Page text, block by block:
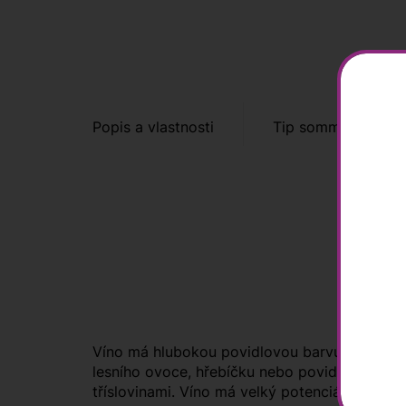
Popis a vlastnosti Tip sommeliera
Víno má hlubokou povidlovou barvu se
lesního ovoce, hřebíčku nebo povidel.
tříslovinami. Víno má velký potenciál k